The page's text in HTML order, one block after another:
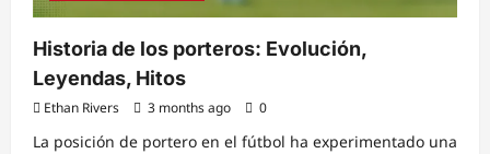
Historia de los porteros: Evolución,
Leyendas, Hitos
Ethan Rivers 3 months ago 0
La posición de portero en el fútbol ha experimentado una